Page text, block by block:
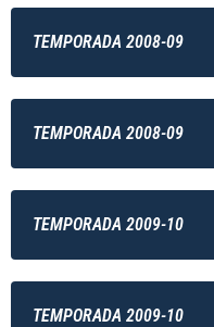
TEMPORADA 2008-09
TEMPORADA 2008-09
TEMPORADA 2009-10
TEMPORADA 2009-10